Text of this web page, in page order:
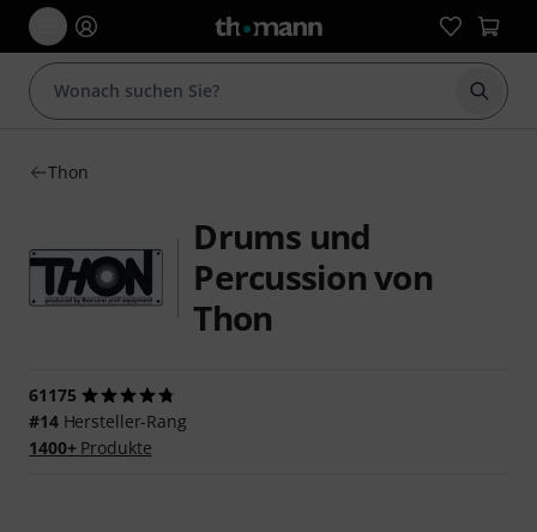
Suche
Thon
Drums und
Percussion von
Thon
61175
#14Hersteller-Rang
1400+Produkte